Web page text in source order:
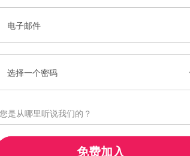
电子邮件
选择一个密码
免费加入